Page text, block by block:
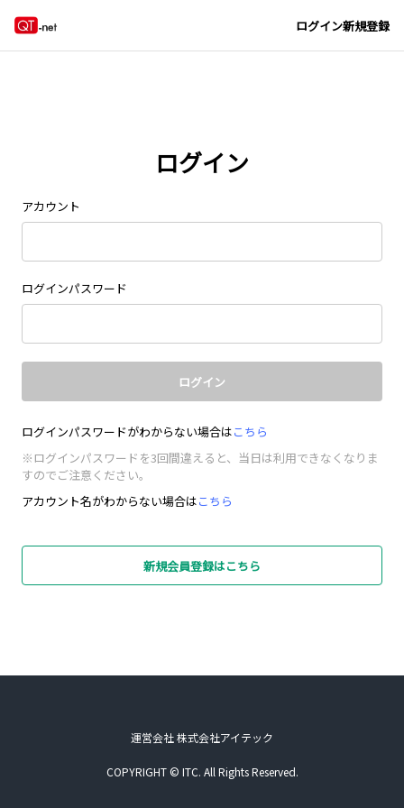
ログイン新規登録
ログイン
アカウント
ログインパスワード
ログイン
ログインパスワードがわからない場合はこちら
※ログインパスワードを3回間違えると、当日は利用できなくなりま
すのでご注意ください。
アカウント名がわからない場合はこちら
新規会員登録はこちら
運営会社 株式会社アイテック
COPYRIGHT © ITC. All Rights Reserved.